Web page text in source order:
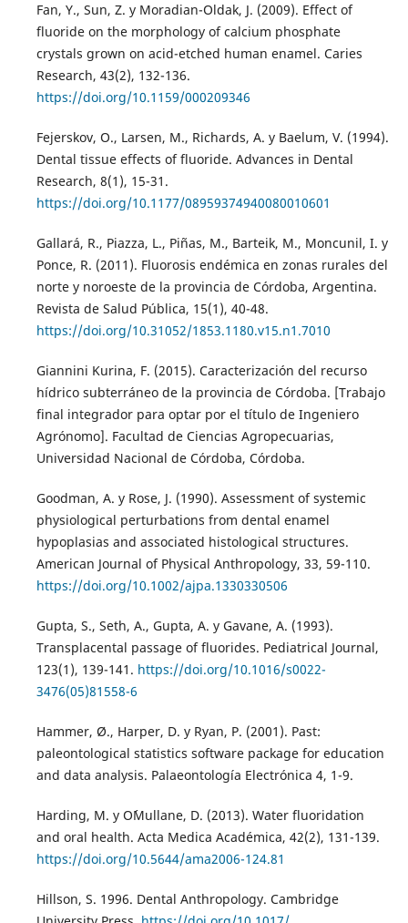
Fan, Y., Sun, Z. y Moradian-Oldak, J. (2009). Effect of
fluoride on the morphology of calcium phosphate
crystals grown on acid-etched human enamel. Caries
Research, 43(2), 132-136.
https://doi.org/10.1159/000209346
Fejerskov, O., Larsen, M., Richards, A. y Baelum, V. (1994).
Dental tissue effects of fluoride. Advances in Dental
Research, 8(1), 15-31.
https://doi.org/10.1177/08959374940080010601
Gallará, R., Piazza, L., Piñas, M., Barteik, M., Moncunil, I. y
Ponce, R. (2011). Fluorosis endémica en zonas rurales del
norte y noroeste de la provincia de Córdoba, Argentina.
Revista de Salud Pública, 15(1), 40-48.
https://doi.org/10.31052/1853.1180.v15.n1.7010
Giannini Kurina, F. (2015). Caracterización del recurso
hídrico subterráneo de la provincia de Córdoba. [Trabajo
final integrador para optar por el título de Ingeniero
Agrónomo]. Facultad de Ciencias Agropecuarias,
Universidad Nacional de Córdoba, Córdoba.
Goodman, A. y Rose, J. (1990). Assessment of systemic
physiological perturbations from dental enamel
hypoplasias and associated histological structures.
American Journal of Physical Anthropology, 33, 59-110.
https://doi.org/10.1002/ajpa.1330330506
Gupta, S., Seth, A., Gupta, A. y Gavane, A. (1993).
Transplacental passage of fluorides. Pediatrical Journal,
123(1), 139-141. https://doi.org/10.1016/s0022-
3476(05)81558-6
Hammer, Ø., Harper, D. y Ryan, P. (2001). Past:
paleontological statistics software package for education
and data analysis. Palaeontología Electrónica 4, 1-9.
Harding, M. y O´Mullane, D. (2013). Water fluoridation
and oral health. Acta Medica Académica, 42(2), 131-139.
https://doi.org/10.5644/ama2006-124.81
Hillson, S. 1996. Dental Anthropology. Cambridge